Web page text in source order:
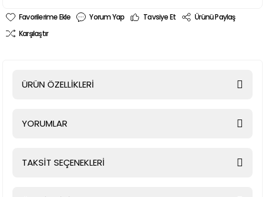
Yorum Yap Tavsiye Et
Ürünü Paylaş
Karşılaştır
ÜRÜN ÖZELLİKLERİ
YORUMLAR
TAKSİT SEÇENEKLERİ